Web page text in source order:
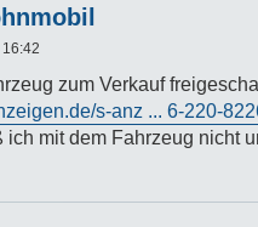
zum Verkauf
s-anz ... 6-220-
ich mit dem Fahrzeug nicht